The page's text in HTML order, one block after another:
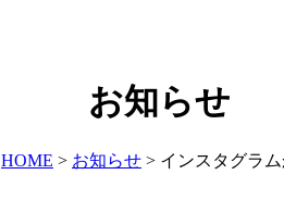
お知らせ
HOME > お知らせ > インスタグラム